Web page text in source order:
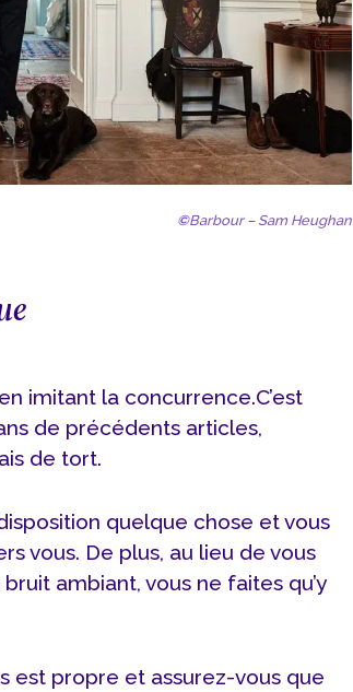
©Barbour – Sam Heughan
imitant la concurrence.C’est
de précédents articles,
de tort.
quelque chose et vous
vous. De plus, au lieu de vous
ambiant, vous ne faites qu’y
est propre et assurez-vous que